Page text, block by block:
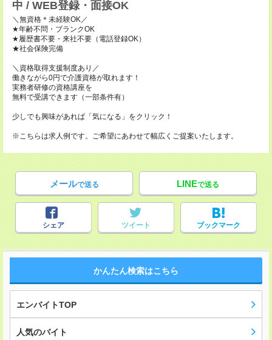
中 / WEB登録・面接OK
＼無資格＊未経験OK／
★年齢不問・ブランクOK
★履歴書不要・来社不要（電話登録OK）
★社会保険完備
＼資格取得支援制度あり／
働きながら0円で介護資格が取れます！
実務者研修の資格講座を
無料で受講できます（一部条件有）
少しでも興味があれば「気になる」をクリック！
※こちらは求人例です。ご希望にあわせて幅広くご提案いたします。
メールで送る LINEで送る
シェア ツイート ブックマーク
かんたん検索はこちら
エンバイトTOP
人気のバイト